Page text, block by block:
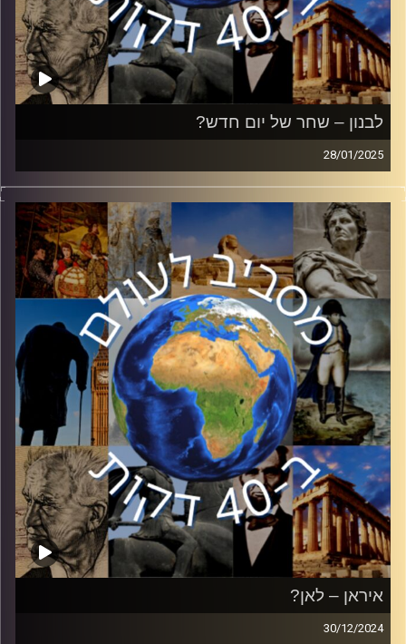
לבנון – שחר של יום חדש?
28/01/2025
ב-08.10.23 פתח חיזבאללה במערכה כנגד ישראל, כשהוא
מצטרף למתקפת החמאס. מאז זרמו הרבה מים בליטני, ומצבו
של ארגון הטרור בפוליטיקה הלבנונית השתנה לחלוטין. בפרק
זה רועי קייס, ראש תחום ערבים בכאן 11, יסקור את מהלכי
המלחמה, הסכנות וההזדמנויות של ארץ הארזים והמזרח התיכון
בכלל.
קרדיט תמונות: יוסי מצרי
איראן – לאן?
30/12/2024